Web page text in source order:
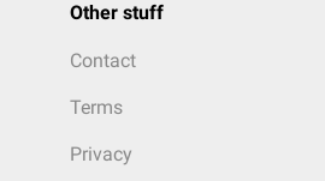
Other stuff
Contact
Terms
Privacy